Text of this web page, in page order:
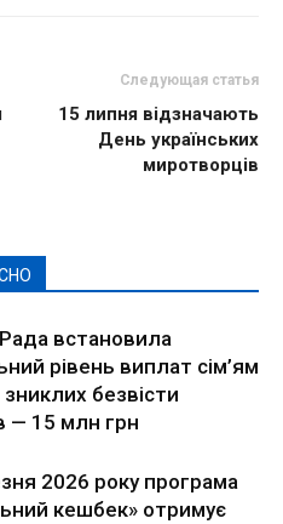
Следующая статья
15 липня відзначають
День українських
миротворців
встановила
рівень виплат сім’ям
зниклих безвісти
— 15 млн грн
2026 року програма
кешбек» отримує